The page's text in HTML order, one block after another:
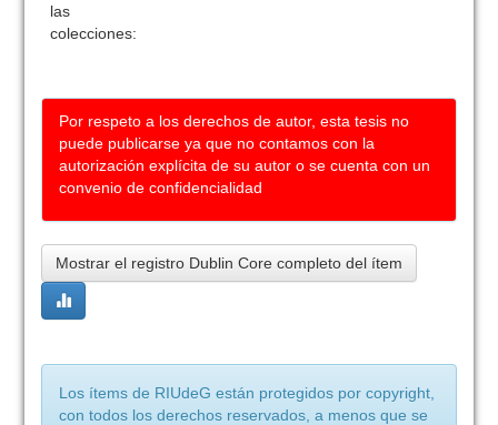
las
colecciones:
Por respeto a los derechos de autor, esta tesis no
puede publicarse ya que no contamos con la
autorización explícita de su autor o se cuenta con un
convenio de confidencialidad
Mostrar el registro Dublin Core completo del ítem
Los ítems de RIUdeG están protegidos por copyright,
con todos los derechos reservados, a menos que se